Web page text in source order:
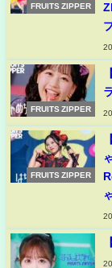
FRUITS ZIPPER
FRUITS ZIPPER
FRUITS ZIPPER